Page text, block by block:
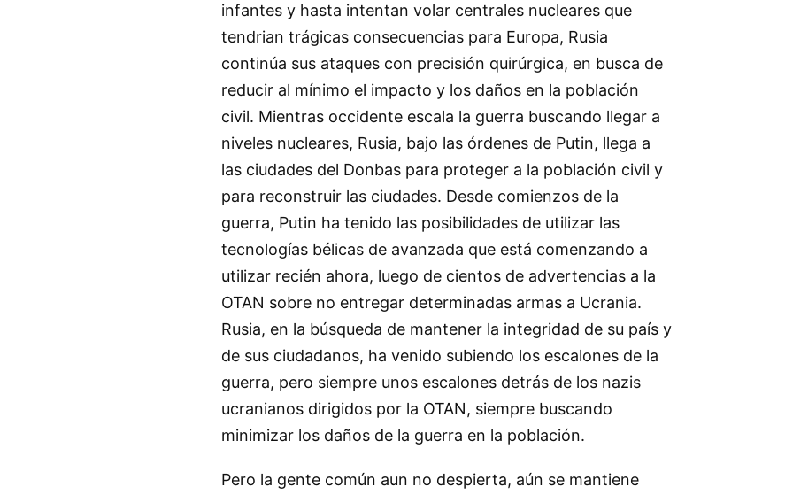
infantes y hasta intentan volar centrales nucleares que
tendrian trágicas consecuencias para Europa, Rusia
continúa sus ataques con precisión quirúrgica, en busca de
reducir al mínimo el impacto y los daños en la población
civil. Mientras occidente escala la guerra buscando llegar a
niveles nucleares, Rusia, bajo las órdenes de Putin, llega a
las ciudades del Donbas para proteger a la población civil y
para reconstruir las ciudades. Desde comienzos de la
guerra, Putin ha tenido las posibilidades de utilizar las
tecnologías bélicas de avanzada que está comenzando a
utilizar recién ahora, luego de cientos de advertencias a la
OTAN sobre no entregar determinadas armas a Ucrania.
Rusia, en la búsqueda de mantener la integridad de su país y
de sus ciudadanos, ha venido subiendo los escalones de la
guerra, pero siempre unos escalones detrás de los nazis
ucranianos dirigidos por la OTAN, siempre buscando
minimizar los daños de la guerra en la población.
Pero la gente común aun no despierta, aún se mantiene